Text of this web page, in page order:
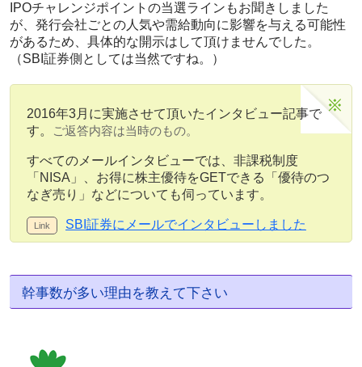
IPOチャレンジポイントの当選ラインもお聞きしました
が、発行会社ごとの人気や需給動向に影響を与える可能性
があるため、具体的な開示はして頂けませんでした。
（SBI証券側としては当然ですね。）
2016年3月に実施させて頂いたインタビュー記事で
す。
ご返答内容は当時のもの。
すべてのメールインタビューでは、非課税制度
「NISA」、お得に株主優待をGETできる「優待のつ
なぎ売り」などについても伺っています。
SBI証券にメールでインタビューしました
幹事数が多い理由を教えて下さい